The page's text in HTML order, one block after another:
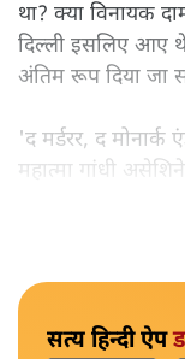
था? क्या विनायक
दिल्ली इसलिए आए थे
अंतिम रूप दिया जा
'द मर्डरर, द
महात्मा गांधी
सत्य हिन्दी ऐप